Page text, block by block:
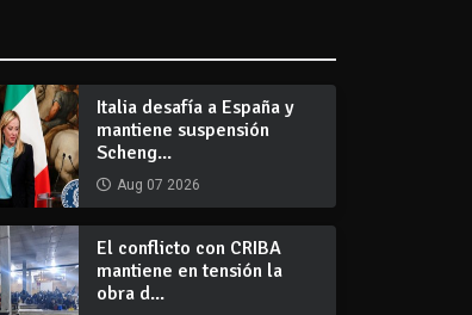
Italia desafía a España y
mantiene suspensión
Scheng...
Aug 07 2026
El conflicto con CRIBA
mantiene en tensión la
obra d...